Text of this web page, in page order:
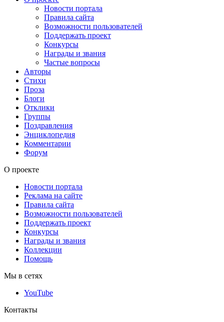
Новости портала
Правила сайта
Возможности пользователей
Поддержать проект
Конкурсы
Награды и звания
Частые вопросы
Авторы
Стихи
Проза
Блоги
Отклики
Группы
Поздравления
Энциклопедия
Комментарии
Форум
О проекте
Новости портала
Реклама на сайте
Правила сайта
Возможности пользователей
Поддержать проект
Конкурсы
Награды и звания
Коллекции
Помощь
Мы в сетях
YouTube
Контакты